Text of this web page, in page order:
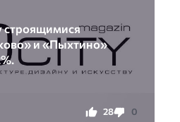
строящимися
и «Пыхтино»
28 0